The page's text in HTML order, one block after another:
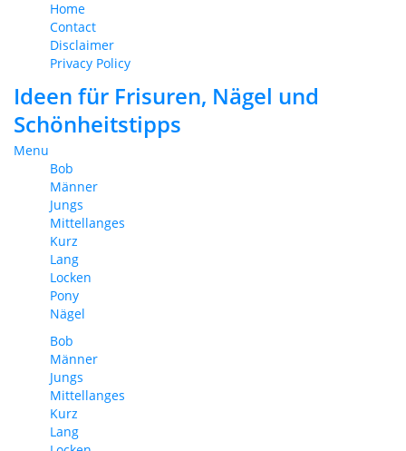
Home
Contact
Disclaimer
Privacy Policy
Ideen für Frisuren, Nägel und
Schönheitstipps
Menu
Bob
Männer
Jungs
Mittellanges
Kurz
Lang
Locken
Pony
Nägel
Bob
Männer
Jungs
Mittellanges
Kurz
Lang